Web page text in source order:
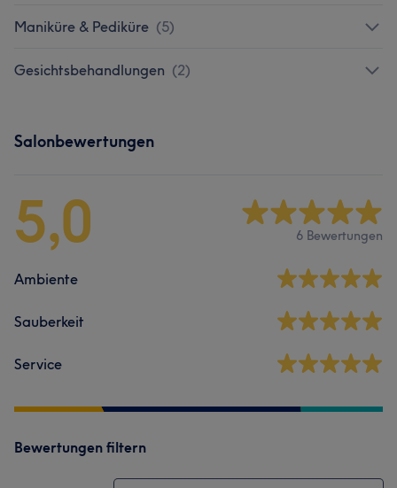
Maniküre & Pediküre (5)
Gesichtsbehandlungen (2)
Salonbewertungen
5,0 6 Bewertungen
Ambiente
Sauberkeit
Service
Bewertungen filtern